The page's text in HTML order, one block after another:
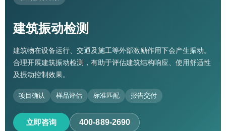
建筑振动检测
建筑物在设备运行、交通及施工等外部激励作用下会产生振动。
合理开展建筑振动检测，有助于评估建筑结构响应、使用舒适性
及振动控制效果。
项目确认 样品评估 标准匹配 报告交付
立即咨询 400-889-2690